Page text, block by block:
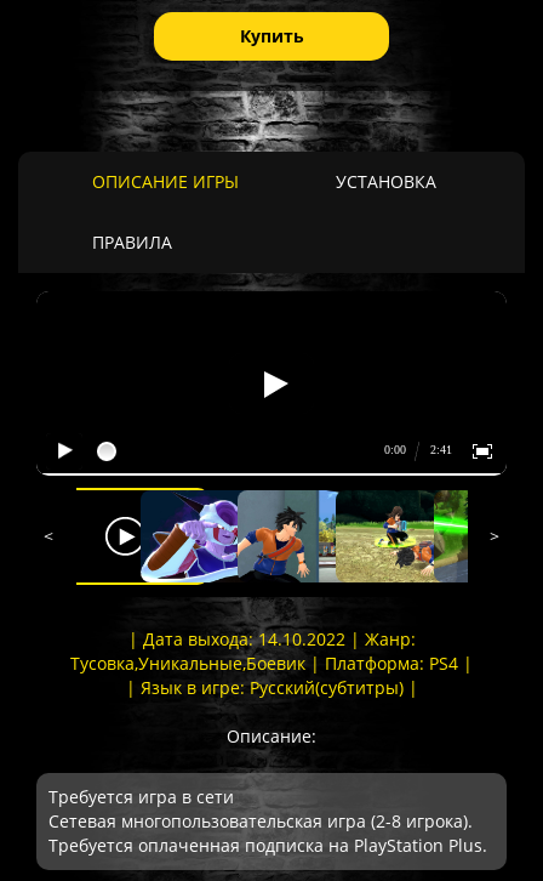
Купить
ОПИСАНИЕ ИГРЫ УСТАНОВКА
ПРАВИЛА
< >
| Дата выхода: 14.10.2022 | Жанр:
Тусовка,Уникальные,Боевик | Платформа: PS4 |
| Язык в игре: Русский(субтитры) |
Описание:
Требуется игра в сети
Сетевая многопользовательская игра (2-8 игрока).
Требуется оплаченная подписка на PlayStation Plus.